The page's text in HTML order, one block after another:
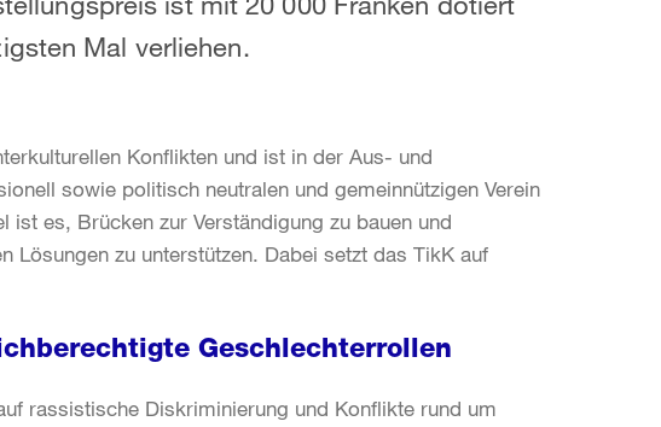
Mal verliehen.
Konflikten und ist in der Aus- und
sowie politisch neutralen und gemeinnützigen Verein
ist es, Brücken zur Verständigung zu bauen und
Lösungen zu unterstützen. Dabei setzt das TikK auf
Geschlechterrollen
rassistische Diskriminierung und Konflikte rund um